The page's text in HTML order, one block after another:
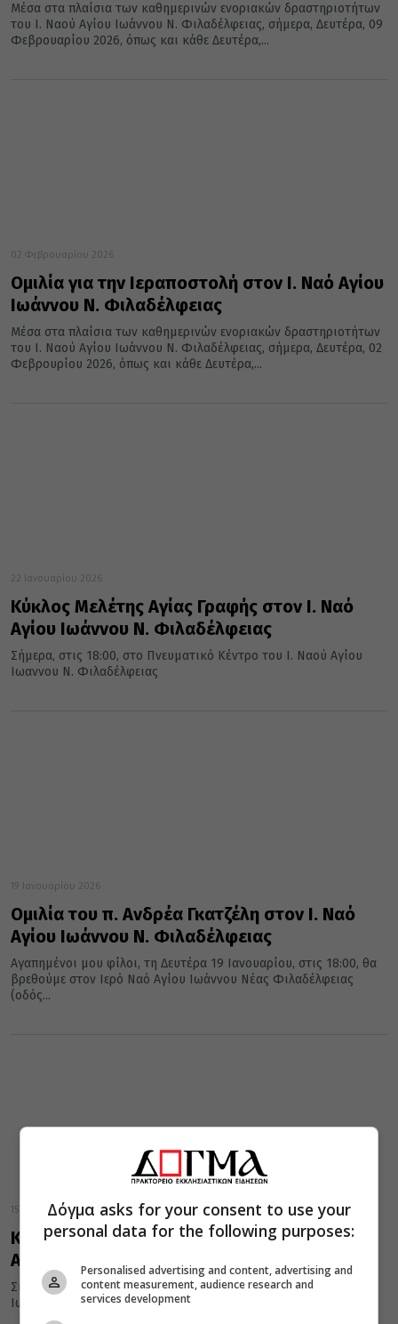
Μέσα στα πλαίσια των καθημερινών ενοριακών δραστηριοτήτων
του Ι. Ναού Αγίου Ιωάννου Ν. Φιλαδέλφειας, σήμερα, Δευτέρα, 09
Φεβρουαρίου 2026, όπως και κάθε Δευτέρα,...
02 Φεβρουαρίου 2026
Ομιλία για την Ιεραποστολή στον Ι. Ναό Αγίου
Ιωάννου Ν. Φιλαδέλφειας
Μέσα στα πλαίσια των καθημερινών ενοριακών δραστηριοτήτων
του Ι. Ναού Αγίου Ιωάννου Ν. Φιλαδέλφειας, σήμερα, Δευτέρα, 02
Φεβρουρίου 2026, όπως και κάθε Δευτέρα,...
22 Ιανουαρίου 2026
Κύκλος Μελέτης Αγίας Γραφής στον Ι. Ναό
Αγίου Ιωάννου Ν. Φιλαδέλφειας
Σήμερα, στις 18:00, στο Πνευματικό Κέντρο του Ι. Ναού Αγίου
Ιωαννου Ν. Φιλαδέλφειας
19 Ιανουαρίου 2026
Ομιλία του π. Ανδρέα Γκατζέλη στον Ι. Ναό
Αγίου Ιωάννου Ν. Φιλαδέλφειας
Αγαπημένοι μου φίλοι, τη Δευτέρα 19 Ιανουαρίου, στις 18:00, θα
βρεθούμε στον Ιερό Ναό Αγίου Ιωάννου Νέας Φιλαδέλφειας
(οδός...
15 Ιανουαρίου 2026
Κύκλος Μελέτης Αγίας Γραφής στον Ι. Ναό
Αγίου Ιωάννου Ν. Φιλαδέλφειας
Σήμερα, στις 18:00, στο Πνευματικό Κέντρο του Ι. Ναού Αγίου
Ιωαννου Ν. Φιλαδέλφειας
Δόγμα asks for your consent to use your
personal data for the following purposes:
Personalised advertising and content, advertising and
content measurement, audience research and
services development